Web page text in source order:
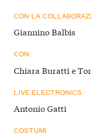
CON LA
Giannino Balbis
CON
Chiara Buratti e
LIVE ELECTRONICS
Antonio Gatti
COSTUMI